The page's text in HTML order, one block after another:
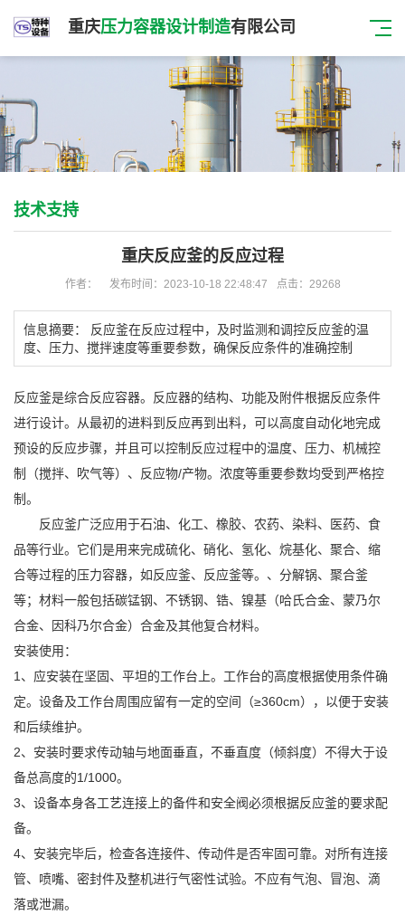
重庆压力容器设计制造有限公司
技术支持
重庆反应釜的反应过程
作者： 发布时间：2023-10-18 22:48:47 点击：29268
信息摘要： 反应釜在反应过程中，及时监测和调控反应釜的温
度、压力、搅拌速度等重要参数，确保反应条件的准确控制
反应釜是综合反应容器。反应器的结构、功能及附件根据反应条件
进行设计。从最初的进料到反应再到出料，可以高度自动化地完成
预设的反应步骤，并且可以控制反应过程中的温度、压力、机械控
制（搅拌、吹气等）、反应物/产物。浓度等重要参数均受到严格控
制。
反应釜广泛应用于石油、化工、橡胶、农药、染料、医药、食
品等行业。它们是用来完成硫化、硝化、氢化、烷基化、聚合、缩
合等过程的压力容器，如反应釜、反应釜等。、分解锅、聚合釜
等；材料一般包括碳锰钢、不锈钢、锆、镍基（哈氏合金、蒙乃尔
合金、因科乃尔合金）合金及其他复合材料。
安装使用：
1、应安装在坚固、平坦的工作台上。工作台的高度根据使用条件确
定。设备及工作台周围应留有一定的空间（≥360cm），以便于安装
和后续维护。
2、安装时要求传动轴与地面垂直，不垂直度（倾斜度）不得大于设
备总高度的1/1000。
3、设备本身各工艺连接上的备件和安全阀必须根据反应釜的要求配
备。
4、安装完毕后，检查各连接件、传动件是否牢固可靠。对所有连接
管、喷嘴、密封件及整机进行气密性试验。不应有气泡、冒泡、滴
落或泄漏。